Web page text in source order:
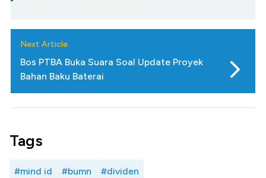
Next Article
Bos PTBA Buka Suara Soal Update Proyek
Bahan Baku Baterai
Tags
#mind id #bumn #dividen